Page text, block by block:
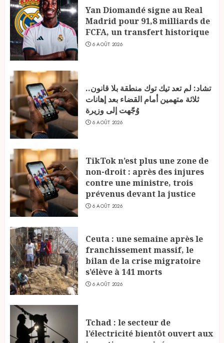
Yan Diomandé signe au Real
Madrid pour 91,8 milliards de
FCFA, un transfert historique
6 AOÛT 2026
تشاد: لم تعد تيك توك منطقة بلا قانون..
ثلاثة متهمين أمام القضاء بعد إهانات
وُجّهت إلى وزيرة
6 AOÛT 2026
TikTok n’est plus une zone de
non-droit : après des injures
contre une ministre, trois
prévenus devant la justice
6 AOÛT 2026
Ceuta : une semaine après le
franchissement massif, le
bilan de la crise migratoire
s’élève à 141 morts
6 AOÛT 2026
Tchad : le secteur de
l’électricité bientôt ouvert aux